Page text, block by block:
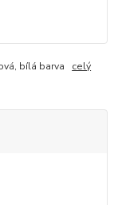
bílá barva celý